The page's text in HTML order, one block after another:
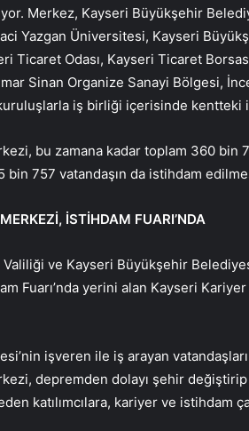
Merkez, Kayseri Büyükşehir
Yazgan Üniversitesi, Kayseri
Ticaret Odası, Kayseri Ticaret
Sinan Organize Sanayi Bölgesi,
iş birliği içerisinde kentteki
bu zamana kadar toplam 360 bin
bin 757 vatandaşın da istihdam
İSTİHDAM FUARI’NDA
ve Kayseri Büyükşehir
Fuarı’nda yerini alan Kayseri
işveren ile iş arayan
depremden dolayı şehir
katılımcılara, kariyer ve istihdam